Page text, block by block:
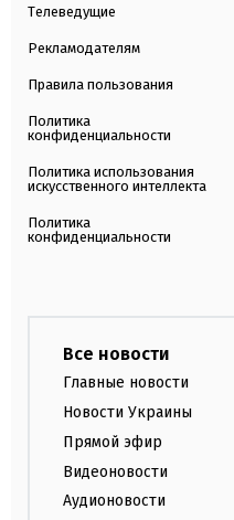
Телеведущие
Рекламодателям
Правила пользования
Политика
конфиденциальности
Политика использования
искусственного интеллекта
Политика
конфиденциальности
Все новости
Главные новости
Новости Украины
Прямой эфир
Видеоновости
Аудионовости